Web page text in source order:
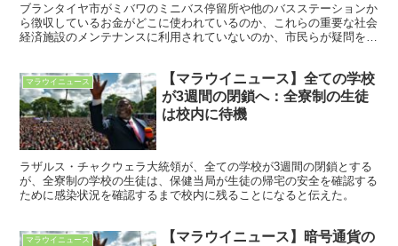
ブランタイヤ市がミバワのミニバス停留所や他のバスステーションか
ら徴収しているお金がどこに使われているのか、これらの重要な社会
経済施設のメンテナンスに利用されていないのか、市民らが疑問を投
マラウイニュース
【マラウイニュース】全ての学校
が3週間の閉鎖へ：全寮制の生徒
は校内に待機
ラザルス・チャクウェラ大統領が、全ての学校が3週間の閉鎖とする
が、全寮制の学校の生徒は、保健当局が生徒の帰宅の安全を確認する
ために感染状況を確認するまで校内に残ることになると伝えた。
マラウイニュース
【マラウイニュース】暗号通貨の